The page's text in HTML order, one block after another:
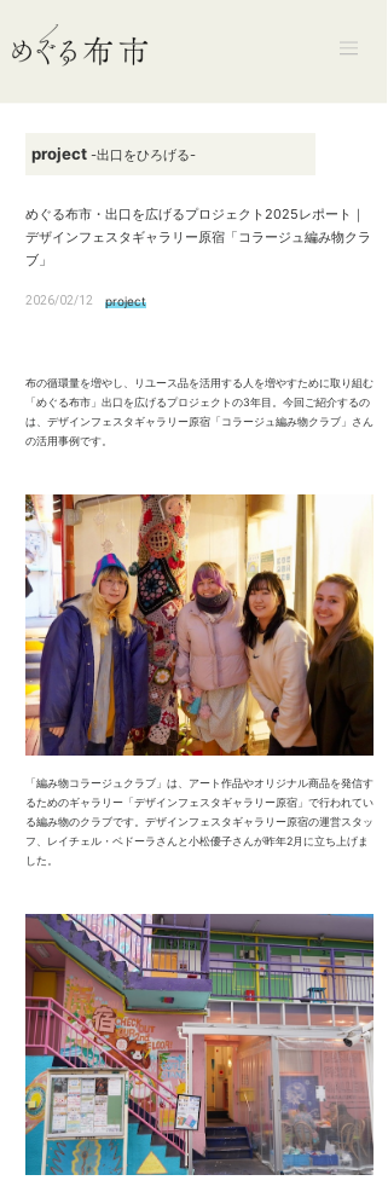
project -出口をひろげる-
めぐる布市・出口を広げるプロジェクト2025レポート｜
デザインフェスタギャラリー原宿「コラージュ編み物クラ
ブ」
2026/02/12 project
布の循環量を増やし、リユース品を活用する人を増やすために取り組む
「めぐる布市」出口を広げるプロジェクトの3年目。今回ご紹介するの
は、デザインフェスタギャラリー原宿「コラージュ編み物クラブ」さん
の活用事例です。
「編み物コラージュクラブ」は、アート作品やオリジナル商品を発信す
るためのギャラリー「デザインフェスタギャラリー原宿」で行われてい
る編み物のクラブです。デザインフェスタギャラリー原宿の運営スタッ
フ、レイチェル・ベドーラさんと小松優子さんが昨年2月に立ち上げま
した。